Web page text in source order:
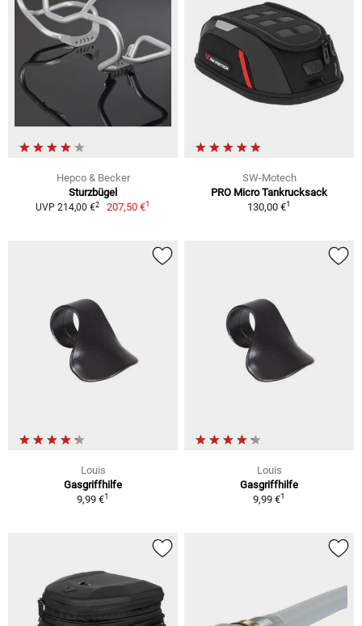
Hepco & Becker
Sturzbügel
UVP 214,00 €2 207,50 €1
SW-Motech
PRO Micro Tankrucksack
130,00 €1
Louis
Gasgriffhilfe
9,99 €1
Louis
Gasgriffhilfe
9,99 €1